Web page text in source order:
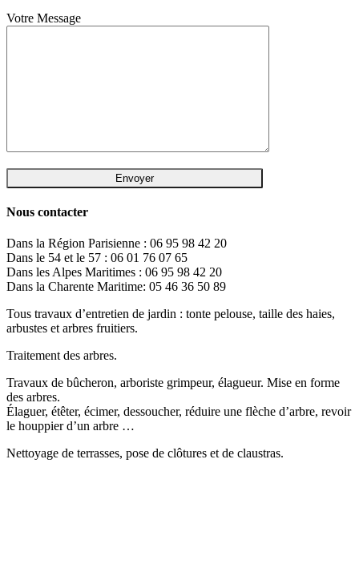
Votre Message
Nous contacter
Dans la Région Parisienne : 06 95 98 42 20
Dans le 54 et le 57 : 06 01 76 07 65
Dans les Alpes Maritimes : 06 95 98 42 20
Dans la Charente Maritime: 05 46 36 50 89
Tous travaux d’entretien de jardin : tonte pelouse, taille des haies,
arbustes et arbres fruitiers.
Traitement des arbres.
Travaux de bûcheron, arboriste grimpeur, élagueur. Mise en forme
des arbres.
Élaguer, étêter, écimer, dessoucher, réduire une flèche d’arbre, revoir
le houppier d’un arbre …
Nettoyage de terrasses, pose de clôtures et de claustras.